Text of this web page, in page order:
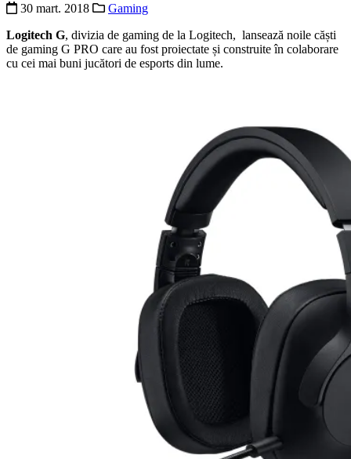
30 mart. 2018
Gaming
Logitech G, divizia de gaming de la Logitech, lansează noile căști
de gaming G PRO care au fost proiectate și construite în colaborare
cu cei mai buni jucători de esports din lume.